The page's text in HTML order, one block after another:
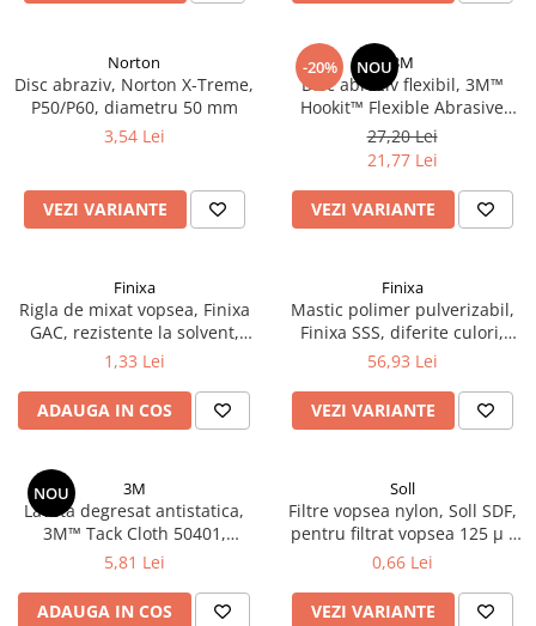
Intaritor vopsea 2K
Vopsea Spray
2.10 LAC AUTO
Lac auto HS
Lac auto UHS
Lac auto Mat
Lac auto Retus
Agent de matuire
Pereti cabinei
Indepartat impuritati
Reconditionat suprafete
2.12 POLISHARE
Bureti Trizact
Norton
Disc abraziv, Norton X-Treme,
P50/P60, diametru 50 mm
3,54 Lei
VEZI VARIANTE
-20% NOU3M
Disc abraziv flexibil, 3M™
Hookit™ Flexible Abrasive
Foam Disc, pentru matuit ori
polish, diferite duritati P400 -
P2000, Ø 150 mm, 1 bucata
27,20 Lei
21,77 Lei
VEZI VARIANTE
Finixa
Rigla de mixat vopsea, Finixa
GAC, rezistente la solvent,
lungime 23cm
1,33 Lei
ADAUGA IN COS
Finixa
Mastic polimer pulverizabil,
Finixa SSS, diferite culori,
pentru pistol pneumatic,
56,93 Lei
VEZI VARIANTE
NOU 3M
Laveta degresat antistatica,
3M™ Tack Cloth 50401,
dimensiune 320 mm x 400
pentru vopsea pe baza de apa
5,81 Lei
ADAUGA IN COS
Soll
Filtre vopsea nylon, Soll SDF,
pentru filtrat vopsea 125 µ /
190 µ, pret 1 buc
0,66 Lei
VEZI VARIANTE